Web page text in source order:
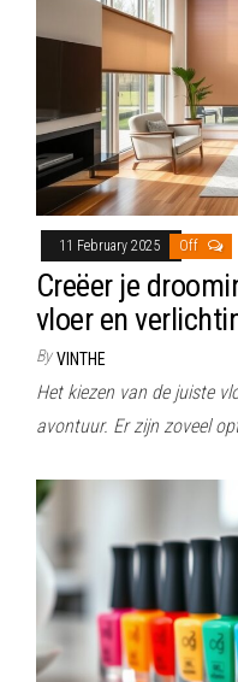
11 February 2025 Off
Creëer je
vloer en
By VINTHE
Het kiezen van de juiste
avontuur. Er zijn zoveel